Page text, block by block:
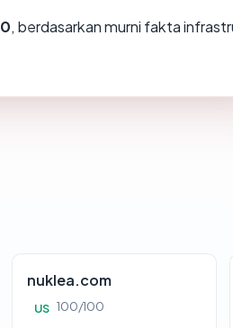
, berdasarkan murni fakta
nuklea.com
US 100/100